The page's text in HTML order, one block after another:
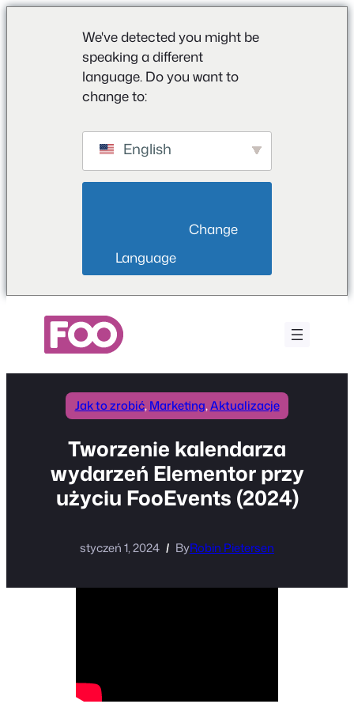
We've detected you might be
speaking a different
language. Do you want to
change to:
English
Language
Jak to zrobić, Marketing, Aktualizacje
Tworzenie kalendarza
wydarzeń Elementor przy
użyciu FooEvents (2024)
styczeń 1, 2024 ByRobin Pietersen